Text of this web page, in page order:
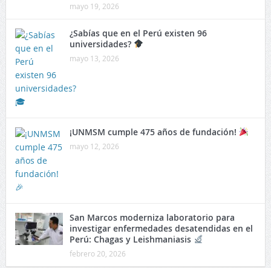
mayo 19, 2026
¿Sabías que en el Perú existen 96
universidades?
mayo 13, 2026
¡UNMSM cumple 475 años de fundación!
mayo 12, 2026
San Marcos moderniza laboratorio para
investigar enfermedades desatendidas en el
Perú: Chagas y Leishmaniasis
febrero 20, 2026